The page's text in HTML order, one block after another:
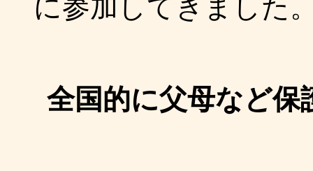
に参加してきました
全国的に父母など保